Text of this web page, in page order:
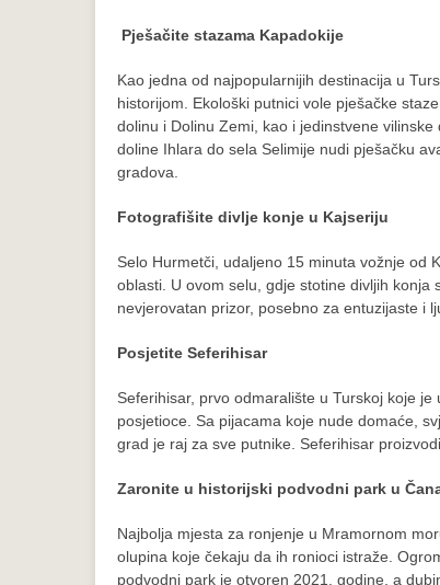
Pješačite stazama Kapadokije
Kao jedna od najpopularnijih destinacija u
historijom. Ekološki putnici vole pješačke
dolinu i Dolinu Zemi, kao i jedinstvene
doline Ihlara do sela Selimije nudi pješačku
gradova.
Fotografišite divlje konje u Kajseriju
Selo Hurmetči, udaljeno 15 minuta vožnje od
oblasti. U ovom selu, gdje stotine divljih
nevjerovatan prizor, posebno za entuzijaste i
Posjetite Seferihisar
Seferihisar, prvo odmaralište u Turskoj koje
posjetioce. Sa pijacama koje nude domaće,
grad je raj za sve putnike. Seferihisar
Zaronite u historijski podvodni park u
Najbolja mjesta za ronjenje u Mramornom
olupina koje čekaju da ih ronioci istraže.
podvodni park je otvoren 2021. godine, a